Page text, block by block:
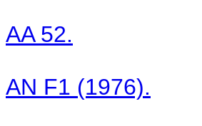
AA 52.
AN F1 (1976).